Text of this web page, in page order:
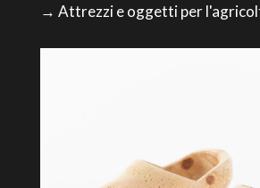
→ Attrezzi e oggetti per